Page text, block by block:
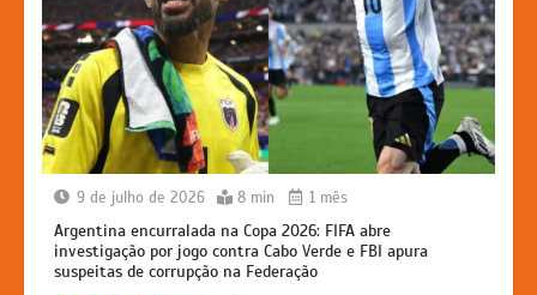
9 de julho de 2026 8 min 1 mês
Argentina encurralada na Copa 2026: FIFA abre
investigação por jogo contra Cabo Verde e FBI apura
suspeitas de corrupção na Federação